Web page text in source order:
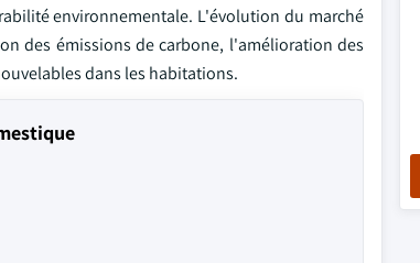
environnementale. L'évolution du marché
des émissions de carbone, l'amélioration des
dans les habitations.